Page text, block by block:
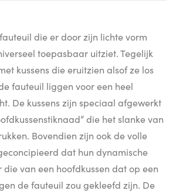
die er door zijn lichte vorm
toepasbaar uitziet. Tegelijk
kussens die eruitzien alsof ze los
fauteuil liggen voor een heel
De kussens zijn speciaal afgewerkt
die het slanke van
Bovendien zijn ook de volle
dat hun dynamische
van een hoofdkussen dat op een
de fauteuil zou gekleefd zijn. De